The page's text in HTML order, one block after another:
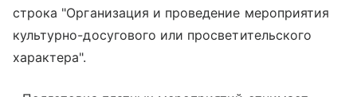
строка "Организация и проведение мероприятия
культурно-досугового или просветительского
характера".